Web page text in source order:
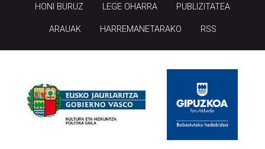
HONI BURUZ LEGE OHARRA PUBLIZITATEA
ARAUAK HARREMANETARAKO RSS